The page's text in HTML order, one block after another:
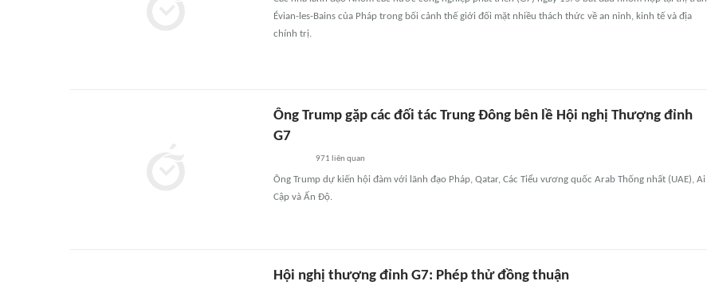
Évian-les-Bains của Pháp trong bối cảnh thế giới đối mặt nhiều thách thức về an ninh, kinh tế và địa
chính trị.
Ông Trump gặp các đối tác Trung Đông bên lề Hội nghị Thượng đỉnh
G7
971 liên quan
Ông Trump dự kiến hội đàm với lãnh đạo Pháp, Qatar, Các Tiểu vương quốc Arab Thống nhất (UAE), Ai
Cập và Ấn Độ.
Hội nghị thượng đỉnh G7: Phép thử đồng thuận